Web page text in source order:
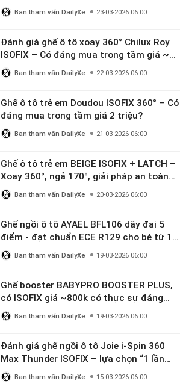
đáng đầu tư cho bé từ 0–12 tuổi?
Ban tham vấn DailyXe 23-03-2026 06:00
Đánh giá ghế ô tô xoay 360° Chilux Roy
ISOFIX – Có đáng mua trong tầm giá ~3
triệu
Ban tham vấn DailyXe 22-03-2026 06:00
Ghế ô tô trẻ em Doudou ISOFIX 360° – Có
đáng mua trong tầm giá 2 triệu?
Ban tham vấn DailyXe 21-03-2026 06:00
Ghế ô tô trẻ em BEIGE ISOFIX + LATCH –
Xoay 360°, ngả 170°, giải pháp an toàn
linh hoạt cho bé 0–10 tuổi
Ban tham vấn DailyXe 20-03-2026 06:00
Ghế ngồi ô tô AYAEL BFL106 dây đai 5
điểm - đạt chuẩn ECE R129 cho bé từ 1–
10 tuổi
Ban tham vấn DailyXe 19-03-2026 06:00
Ghế booster BABYPRO BOOSTER PLUS,
có ISOFIX giá ~800k có thực sự đáng
mua?
Ban tham vấn DailyXe 19-03-2026 06:00
Đánh giá ghế ngồi ô tô Joie i-Spin 360
Max Thunder ISOFIX – lựa chọn “1 lần
dùng đến 12 năm” có đáng giá gần 9
triệu?
Ban tham vấn DailyXe 15-03-2026 06:00